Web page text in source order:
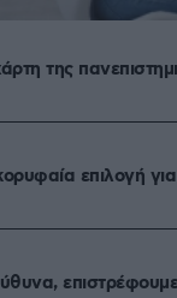
της
επιλογή